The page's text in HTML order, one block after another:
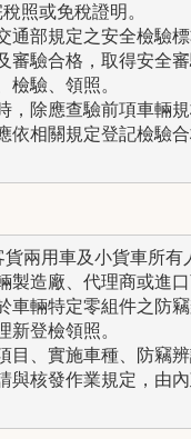
照或免稅證明。
通部規定之安全檢驗
審驗合格，取得安全
驗、領照。
，除應查驗前項車輛
依相關規定登記檢驗
兩用車及小貨車所有
製造廠、代理商或進
車輛特定零組件之防
登檢領照。
目、實施車種、防竊
與核發作業規定，由